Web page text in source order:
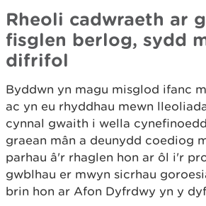
Rheoli cadwraeth ar
fisglen berlog, sydd
difrifol
Byddwn yn magu misglod ifanc
ac yn eu rhyddhau mewn
cynnal gwaith i wella
graean mân a deunydd coediog
parhau â'r rhaglen hon ar ôl i'r
gwblhau er mwyn sicrhau
brin hon ar Afon Dyfrdwy yn y